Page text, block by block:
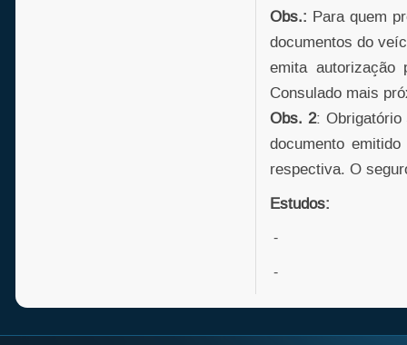
Obs.: Para quem
documentos do
emita
Consulado mais
Obs. 2: Obrigatório
documento
respectiva. O
Estudos:
-
-